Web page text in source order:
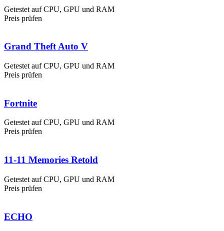
Getestet auf CPU, GPU und RAM
Preis prüfen
Grand Theft Auto V
Getestet auf CPU, GPU und RAM
Preis prüfen
Fortnite
Getestet auf CPU, GPU und RAM
Preis prüfen
11-11 Memories Retold
Getestet auf CPU, GPU und RAM
Preis prüfen
ECHO